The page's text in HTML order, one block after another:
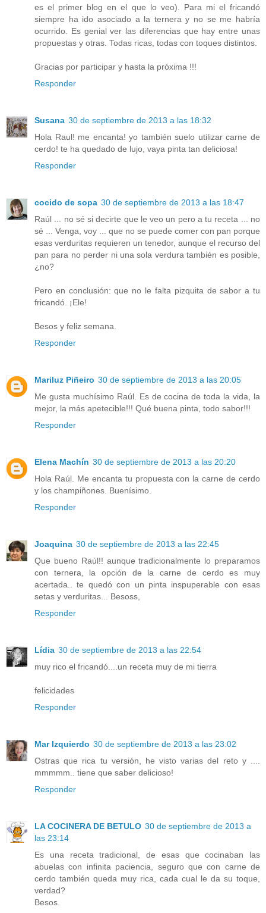
es el primer blog en el que lo veo). Para mi el fricandó
siempre ha ido asociado a la ternera y no se me habría
ocurrido. Es genial ver las diferencias que hay entre unas
propuestas y otras. Todas ricas, todas con toques distintos.
Gracias por participar y hasta la próxima !!!
Responder
Susana 30 de septiembre de 2013 a las 18:32
Hola Raul! me encanta! yo también suelo utilizar carne de
cerdo! te ha quedado de lujo, vaya pinta tan deliciosa!
Responder
cocido de sopa 30 de septiembre de 2013 a las 18:47
Raúl ... no sé si decirte que le veo un pero a tu receta ... no
sé ... Venga, voy ... que no se puede comer con pan porque
esas verduritas requieren un tenedor, aunque el recurso del
pan para no perder ni una sola verdura también es posible,
¿no?
Pero en conclusión: que no le falta pizquita de sabor a tu
fricandó. ¡Ele!
Besos y feliz semana.
Responder
Mariluz Piñeiro 30 de septiembre de 2013 a las 20:05
Me gusta muchísimo Raúl. Es de cocina de toda la vida, la
mejor, la más apetecible!!! Qué buena pinta, todo sabor!!!
Responder
Elena Machín 30 de septiembre de 2013 a las 20:20
Hola Raúl. Me encanta tu propuesta con la carne de cerdo
y los champiñones. Buenísimo.
Responder
Joaquina 30 de septiembre de 2013 a las 22:45
Que bueno Raúl!! aunque tradicionalmente lo preparamos
con ternera, la opción de la carne de cerdo es muy
acertada.. te quedó con un pinta inspuperable con esas
setas y verduritas... Besoss,
Responder
Lídia 30 de septiembre de 2013 a las 22:54
muy rico el fricandó....un receta muy de mi tierra
felicidades
Responder
Mar Izquierdo 30 de septiembre de 2013 a las 23:02
Ostras que rica tu versión, he visto varias del reto y ....
mmmmm.. tiene que saber delicioso!
Responder
LA COCINERA DE BETULO 30 de septiembre de 2013 a
las 23:14
Es una receta tradicional, de esas que cocinaban las
abuelas con infinita paciencia, seguro que con carne de
cerdo también queda muy rica, cada cual le da su toque,
verdad?
Besos.